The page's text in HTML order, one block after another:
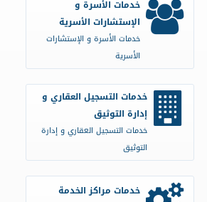
خدمات الأسرة و
الإستشارات الأسرية
خدمات الأسرة و الإستشارات
الأسرية
خدمات التسجيل العقاري و
إدارة التوثيق
خدمات التسجيل العقاري و إدارة
التوثيق
خدمات مراكز الخدمة